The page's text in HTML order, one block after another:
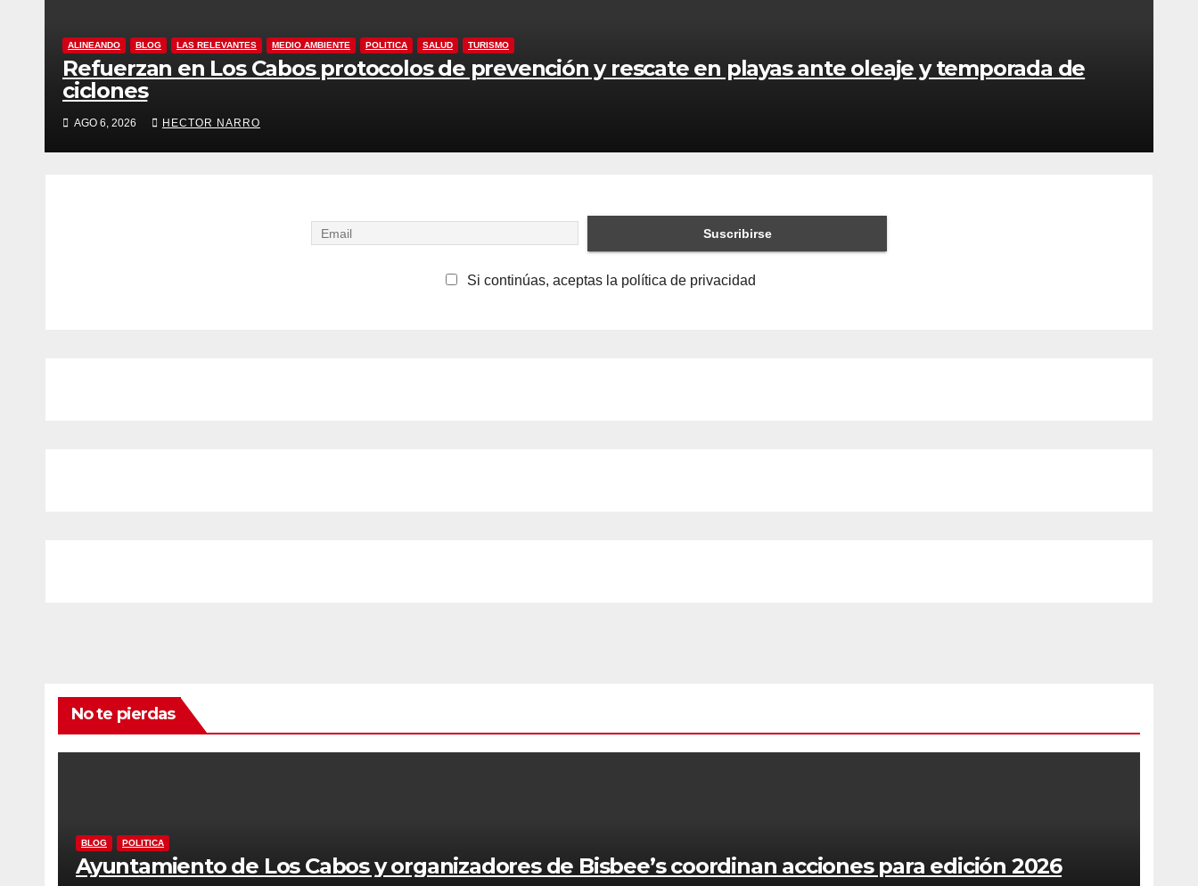
ALINEANDO BLOG LAS RELEVANTES MEDIO AMBIENTE POLITICA SALUD TURISMO
Refuerzan en Los Cabos protocolos de prevención y rescate en playas ante oleaje y temporada de
ciclones
AGO 6, 2026 HECTOR NARRO
Si continúas, aceptas la política de privacidad
No te pierdas
BLOG POLITICA
Ayuntamiento de Los Cabos y organizadores de Bisbee’s coordinan acciones para edición 2026